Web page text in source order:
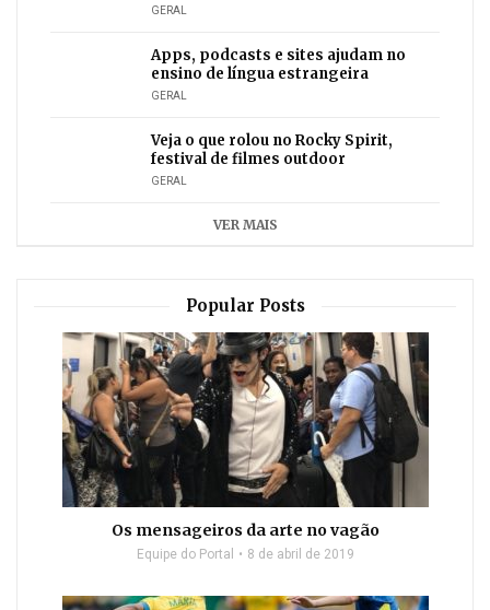
GERAL
Apps, podcasts e sites ajudam no
ensino de língua estrangeira
GERAL
Veja o que rolou no Rocky Spirit,
festival de filmes outdoor
GERAL
VER MAIS
Popular Posts
Os mensageiros da arte no vagão
Equipe do Portal 8 de abril de 2019